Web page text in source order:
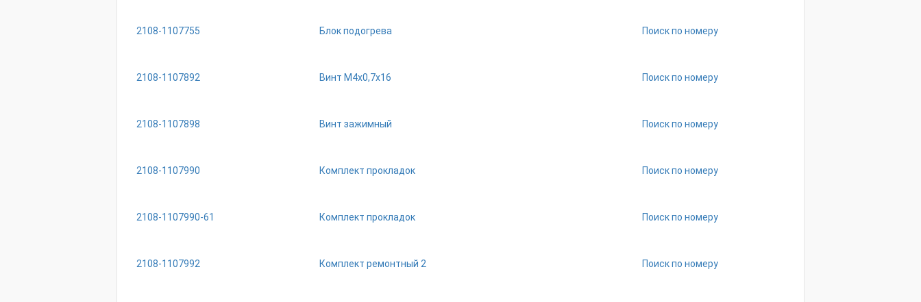
2108-1107755 Блок подогрева Поиск по номеру
2108-1107892 Винт М4х0,7х16 Поиск по номеру
2108-1107898 Винт зажимный Поиск по номеру
2108-1107990 Комплект прокладок Поиск по номеру
2108-1107990-61 Комплект прокладок Поиск по номеру
2108-1107992 Комплект ремонтный 2 Поиск по номеру